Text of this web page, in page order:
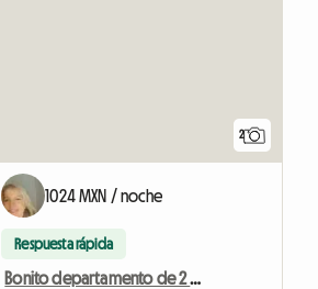
2
1024 MXN / noche
Respuesta rápida
Bonito departamento de 2 ambientes bien ubicado.